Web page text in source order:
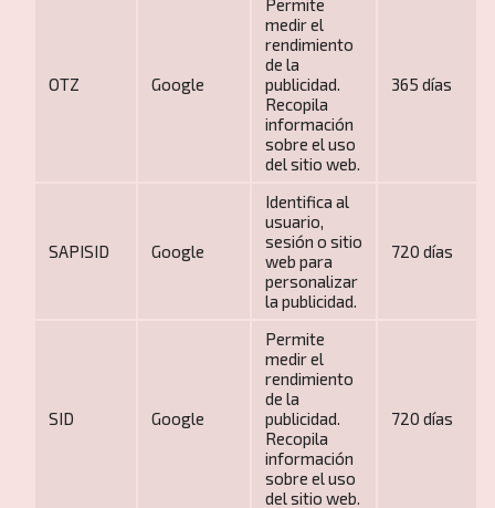
Blog
Nosotros
OTZ Google
Permite
medir el
rendimiento
de la
publicidad.
Recopila
información
sobre el uso
del sitio web.
365 días
SAPISID Google
Identifica al
usuario,
sesión o sitio
web para
personalizar
la publicidad.
720 días
SID Google
Permite
medir el
rendimiento
de la
publicidad.
Recopila
información
sobre el uso
del sitio web.
720 días